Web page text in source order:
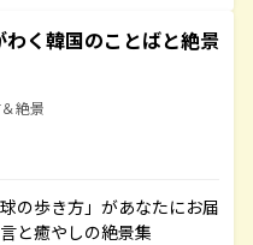
く韓国のことばと絶景
絶景
の歩き方」があなたにお届
と癒やしの絶景集